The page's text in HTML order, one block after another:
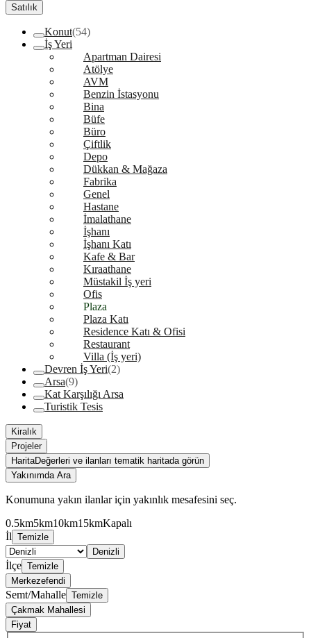
Satılık
Konut(54)
İş Yeri
Apartman Dairesi
Atölye
AVM
Benzin İstasyonu
Bina
Büfe
Büro
Çiftlik
Depo
Dükkan & Mağaza
Fabrika
Genel
Hastane
İmalathane
İşhanı
İşhanı Katı
Kafe & Bar
Kıraathane
Müstakil İş yeri
Ofis
Plaza
Plaza Katı
Residence Katı & Ofisi
Restaurant
Villa (İş yeri)
Devren İş Yeri(2)
Arsa(9)
Kat Karşılığı Arsa
Turistik Tesis
Kiralık
Projeler
HaritaDeğerleri ve ilanları tematik haritada görün
Yakınımda Ara
Konumuna yakın ilanlar için yakınlık mesafesini seç.
0.5km5km10km15kmKapalı
İl Temizle
Denizli
İlçe Temizle
Merkezefendi
Semt/Mahalle Temizle
Çakmak Mahallesi
Fiyat